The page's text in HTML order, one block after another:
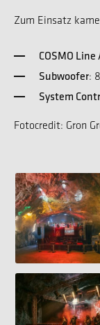
Zum Einsatz
COSMO Line
Subwoofer:
System
Fotocredit: Gron